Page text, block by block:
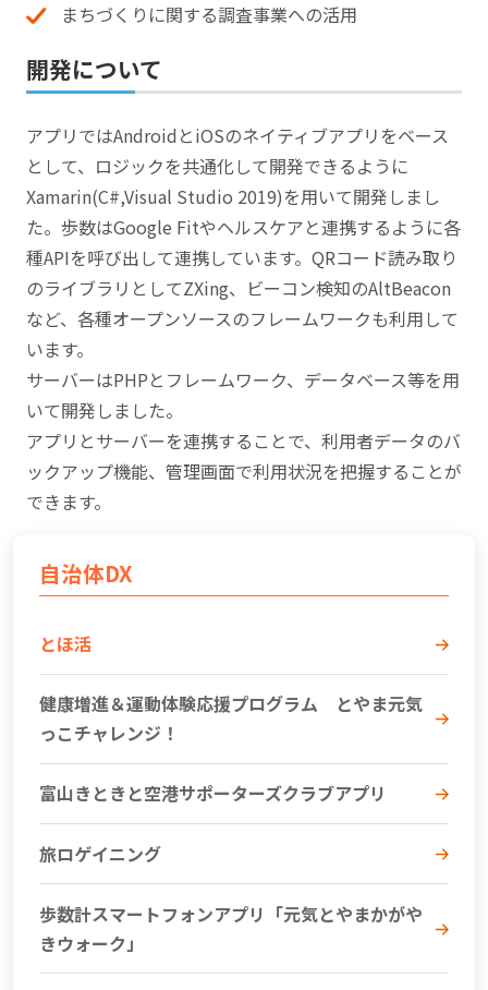
自治体DX
とほ活
健康増進＆運動体験応援プログラム とやま元気
っこチャレンジ！
富山きときと空港サポーターズクラブアプリ
旅ロゲイニング
歩数計スマートフォンアプリ「元気とやまかがや
きウォーク」
まちづくりに関する調査事業への活用
開発について
アプリではAndroidとiOSのネイティブアプリをベース
として、ロジックを共通化して開発できるように
Xamarin(C#,Visual Studio 2019)を用いて開発しまし
た。歩数はGoogle Fitやヘルスケアと連携するように各
種APIを呼び出して連携しています。QRコード読み取り
のライブラリとしてZXing、ビーコン検知のAltBeacon
など、各種オープンソースのフレームワークも利用して
います。
サーバーはPHPとフレームワーク、データベース等を用
いて開発しました。
アプリとサーバーを連携することで、利用者データのバ
ックアップ機能、管理画面で利用状況を把握することが
できます。